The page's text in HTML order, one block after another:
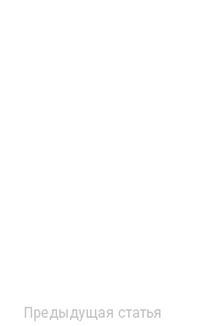
Предыдущая статья